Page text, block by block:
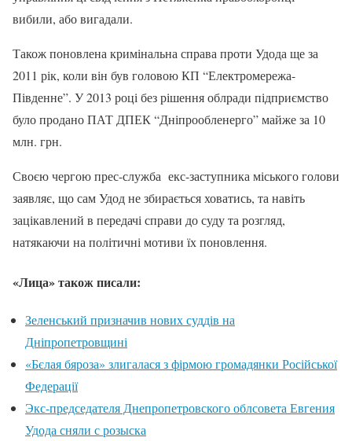
вибили, або вигадали.
Також поновлена кримінальна справа проти Удода ще за
2011 рік, коли він був головою КП “Електромережа-
Південне”. У 2013 році без рішення облради підприємство
було продано ПАТ ДПЕК “Дніпрообленерго” майже за 10
млн. грн.
Своєю чергою прес-служба екс-заступника міського голови
заявляє, що сам Удод не збирається ховатись, та навіть
зацікавлений в передачі справи до суду та розгляд,
натякаючи на політичні мотиви їх поновлення.
«Лица» також писали:
Зеленський призначив нових суддів на
Дніпропетровщині
«Бєлая бяроза» злигалася з фірмою громадянки Російської
Федерації
Экс-председателя Днепропетровского облсовета Евгения
Удода сняли с розыска